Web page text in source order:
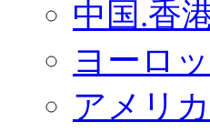
中国.香
ヨーロ
アメリ